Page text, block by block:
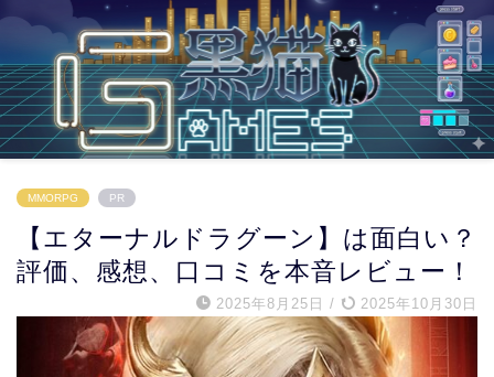
MMORPG PR
【エターナルドラグーン】は面白い？
評価、感想、口コミを本音レビュー！
2025年8月25日 / 2025年10月30日